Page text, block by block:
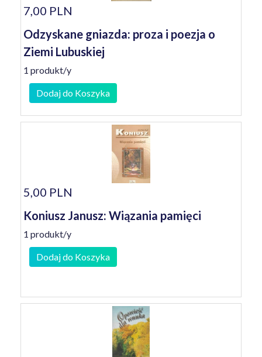
7,00 PLN
Odzyskane gniazda: proza i poezja o
Ziemi Lubuskiej
1 produkt/y
Dodaj do Koszyka
5,00 PLN
Koniusz Janusz: Wiązania pamięci
1 produkt/y
Dodaj do Koszyka